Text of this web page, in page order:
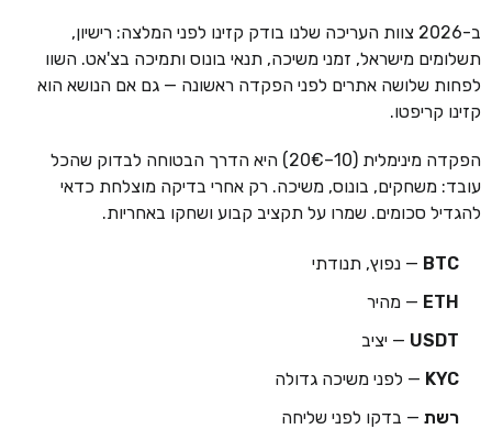
ב-2026 צוות העריכה שלנו בודק קזינו לפני המלצה: רישיון,
תשלומים מישראל, זמני משיכה, תנאי בונוס ותמיכה בצ'אט. השוו
לפחות שלושה אתרים לפני הפקדה ראשונה — גם אם הנושא הוא
קזינו קריפטו.
הפקדה מינימלית (10–20€) היא הדרך הבטוחה לבדוק שהכל
עובד: משחקים, בונוס, משיכה. רק אחרי בדיקה מוצלחת כדאי
להגדיל סכומים. שמרו על תקציב קבוע ושחקו באחריות.
BTC — נפוץ, תנודתי
ETH — מהיר
USDT — יציב
KYC — לפני משיכה גדולה
רשת — בדקו לפני שליחה